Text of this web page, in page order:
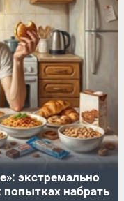
экстремально
набрать